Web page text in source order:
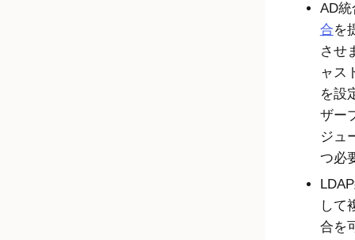
AD
合を
させ
ャス
を設
ザー
ジュ
つ必
して
合を